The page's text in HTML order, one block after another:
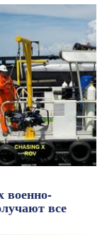
военно-
все